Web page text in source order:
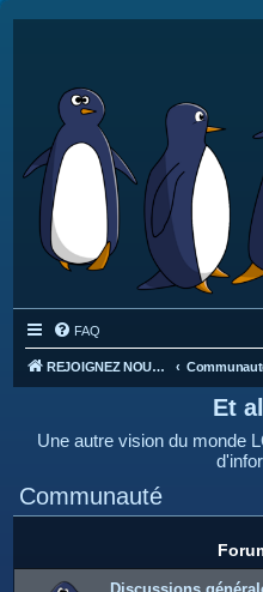
FAQ
REJOIGNEZ NOUS SUR DISCORD : https://discord.gg/4C2Bvub
Et
Une autre vision du monde
Communauté